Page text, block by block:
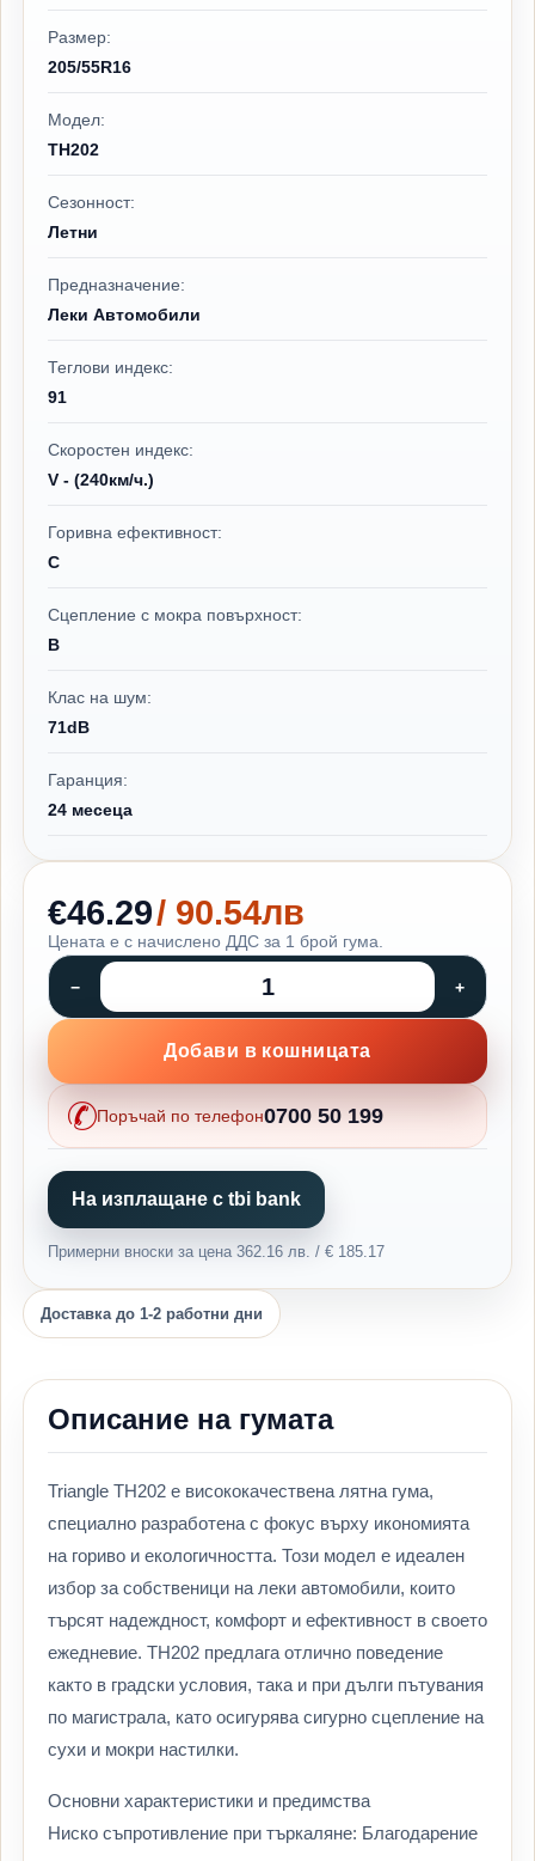
Размер:
205/55R16
Модел:
TH202
Сезонност:
Летни
Предназначение:
Леки Автомобили
Теглови индекс:
91
Скоростен индекс:
V - (240км/ч.)
Горивна ефективност:
C
Сцепление с мокра повърхност:
B
Клас на шум:
71dB
Гаранция:
24 месеца
€46.29/ 90.54лв
Цената е с начислено ДДС за 1 брой гума.
Добави в кошницата
Поръчай по телефон0700 50 199
На изплащане с tbi bank
Примерни вноски за цена 362.16 лв. / € 185.17
Доставка до 1-2 работни дни
Описание на гумата
Triangle TH202 е висококачествена лятна гума,
специално разработена с фокус върху икономията
на гориво и екологичността. Този модел е идеален
избор за собственици на леки автомобили, които
търсят надеждност, комфорт и ефективност в своето
ежедневие. TH202 предлага отлично поведение
както в градски условия, така и при дълги пътувания
по магистрала, като осигурява сигурно сцепление на
сухи и мокри настилки.
Основни характеристики и предимства
Ниско съпротивление при търкаляне: Благодарение